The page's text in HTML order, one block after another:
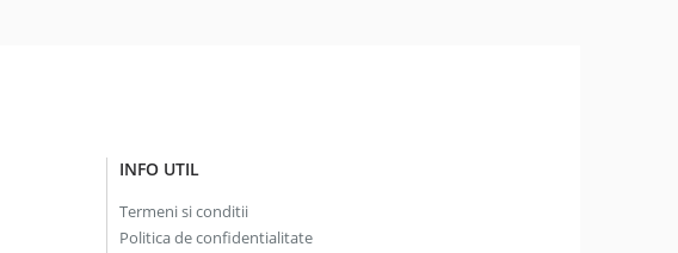
INFO UTIL
Termeni si conditii
Politica de confidentialitate